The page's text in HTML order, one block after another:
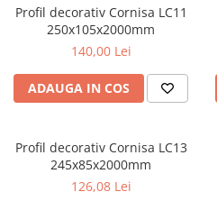
Inele semicoloane
Capiteluri semicoloane
Piedestaluri semicoloane
Trunchiuri semicoloane
Mulaje de interior
Panouri decorative
Cadru de arc
Profil decorativ Cornisa LC11
250x105x2000mm
140,00 Lei
ADAUGA IN COS
Profil decorativ Cornisa LC13
245x85x2000mm
126,08 Lei